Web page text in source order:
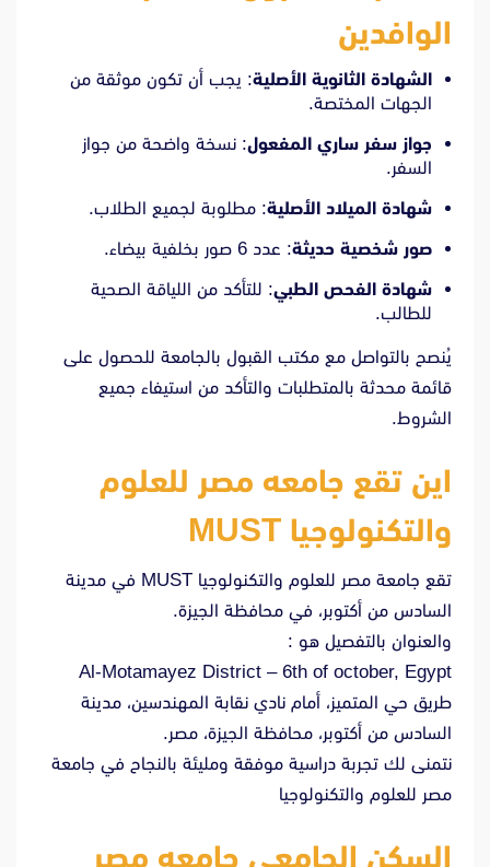
الوافدين
الشهادة الثانوية الأصلية: يجب أن تكون موثقة من
الجهات المختصة.
جواز سفر ساري المفعول: نسخة واضحة من جواز
السفر.
شهادة الميلاد الأصلية: مطلوبة لجميع الطلاب.
صور شخصية حديثة: عدد 6 صور بخلفية بيضاء.
شهادة الفحص الطبي: للتأكد من اللياقة الصحية
للطالب.
يُنصح بالتواصل مع مكتب القبول بالجامعة للحصول على
قائمة محدثة بالمتطلبات والتأكد من استيفاء جميع
الشروط.
اين تقع جامعه مصر للعلوم
والتكنولوجيا MUST
تقع جامعة مصر للعلوم والتكنولوجيا MUST في مدينة
السادس من أكتوبر، في محافظة الجيزة.
والعنوان بالتفصيل هو :
Al-Motamayez District – 6th of october, Egypt
طريق حي المتميز، أمام نادي نقابة المهندسين، مدينة
السادس من أكتوبر، محافظة الجيزة، مصر.
نتمنى لك تجربة دراسية موفقة ومليئة بالنجاح في جامعة
مصر للعلوم والتكنولوجيا
السكن الجامعى جامعه مصر